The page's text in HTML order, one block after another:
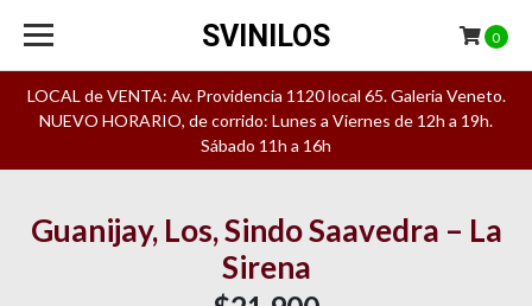
LOCAL de VENTA: Av. Providencia 1120 local 65. Galeria Veneto.
NUEVO HORARIO, de corrido: Lunes a Viernes de 12h a 19h.
Sábado 11h a 16h
SVINILOS 0
Guanijay, Los, Sindo Saavedra – La
Sirena